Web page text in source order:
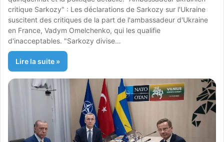
critique Sarkozy" : Les déclarations de Sarkozy sur l'Ukraine
suscitent des critiques de la part de l'ambassadeur d'Ukraine
en France, Vadym Omelchenko, qui les qualifie
d'inacceptables. "Sarkozy divise…
Lire la suite »